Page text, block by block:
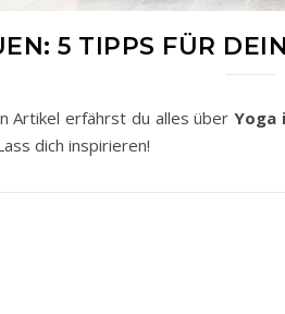
5 TIPPS FÜR
Artikel erfährst du alles überYoga
dich inspirieren!